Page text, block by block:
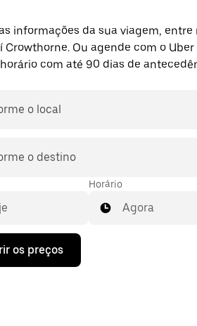
informações da sua viagem, entre
Crowthorne. Ou agende com o Uber
com até 90 dias de
o local
o destino
Horário
Agora
os preços